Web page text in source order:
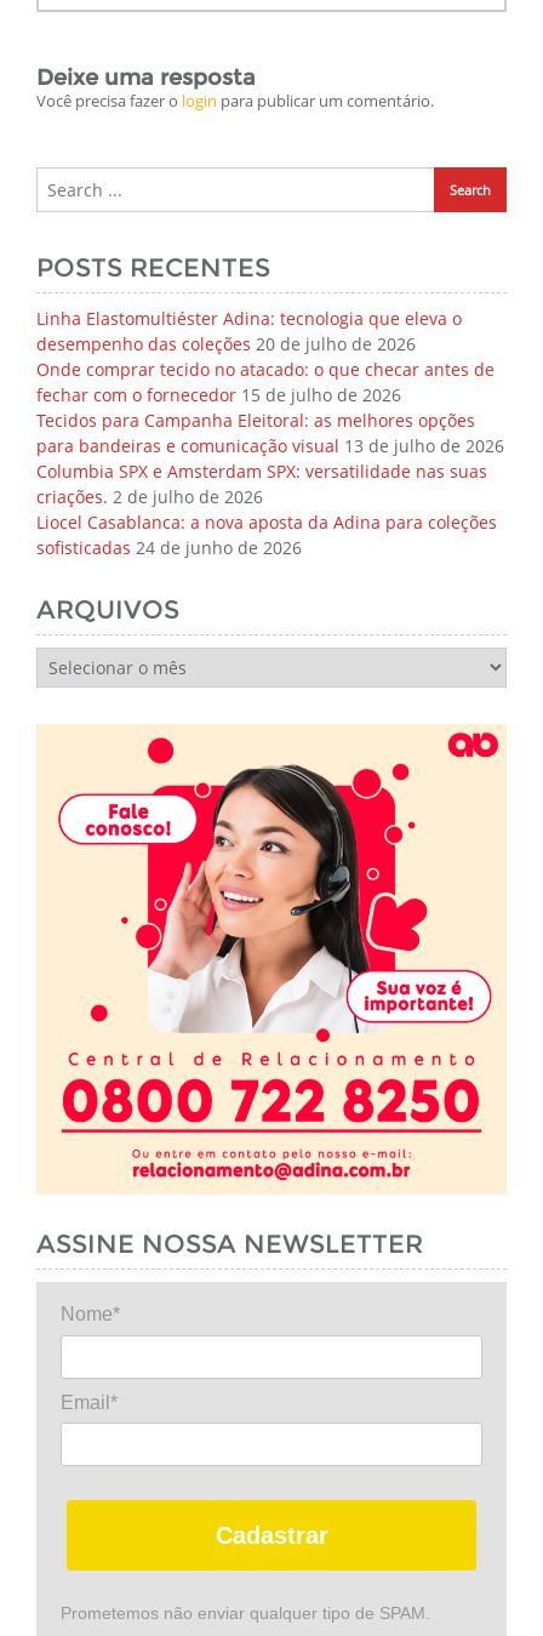
Deixe uma resposta
Você precisa fazer o login para publicar um comentário.
POSTS RECENTES
Linha Elastomultiéster Adina: tecnologia que eleva o
desempenho das coleções 20 de julho de 2026
Onde comprar tecido no atacado: o que checar antes de
fechar com o fornecedor 15 de julho de 2026
Tecidos para Campanha Eleitoral: as melhores opções
para bandeiras e comunicação visual 13 de julho de 2026
Columbia SPX e Amsterdam SPX: versatilidade nas suas
criações. 2 de julho de 2026
Liocel Casablanca: a nova aposta da Adina para coleções
sofisticadas 24 de junho de 2026
ARQUIVOS
Arquivos
ASSINE NOSSA NEWSLETTER
Nome*
Email*
Cadastrar
Prometemos não enviar qualquer tipo de SPAM.